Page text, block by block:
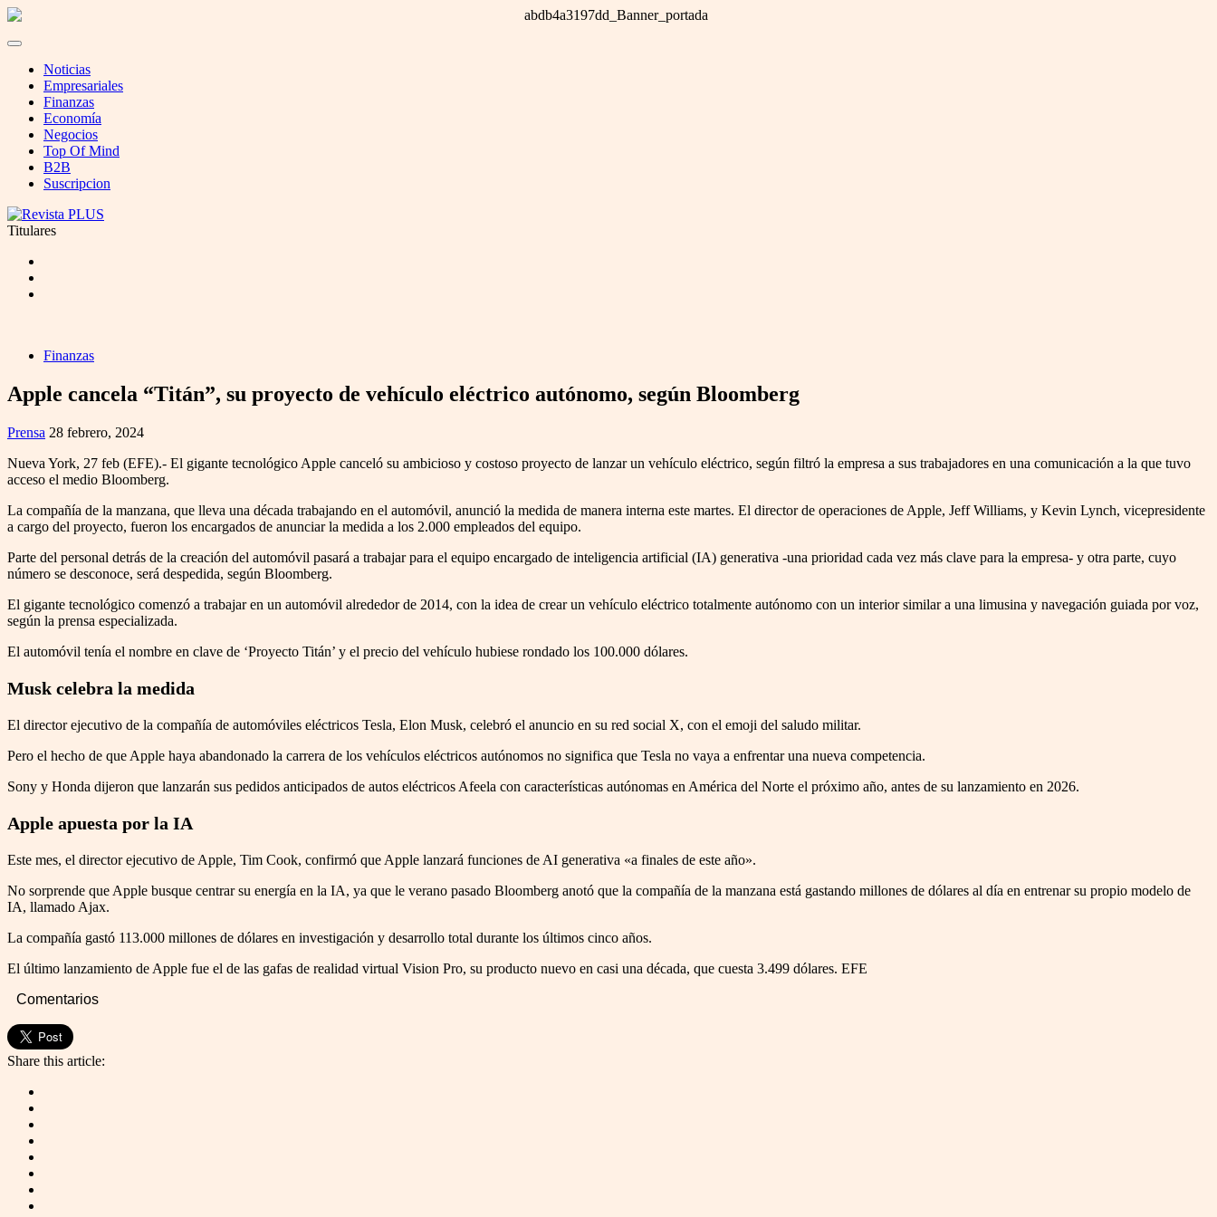
Noticias
Empresariales
Finanzas
Economía
Negocios
Top Of Mind
B2B
Suscripcion
Titulares
Finanzas
Apple cancela “Titán”, su proyecto de vehículo eléctrico autónomo, según Bloomberg
Prensa 28 febrero, 2024
Nueva York, 27 feb (EFE).- El gigante tecnológico Apple canceló su ambicioso y costoso proyecto de lanzar un vehículo eléctrico, según filtró la empresa a sus trabajadores en una comunicación a la que tuvo
acceso el medio Bloomberg.
La compañía de la manzana, que lleva una década trabajando en el automóvil, anunció la medida de manera interna este martes. El director de operaciones de Apple, Jeff Williams, y Kevin Lynch, vicepresidente
a cargo del proyecto, fueron los encargados de anunciar la medida a los 2.000 empleados del equipo.
Parte del personal detrás de la creación del automóvil pasará a trabajar para el equipo encargado de inteligencia artificial (IA) generativa -una prioridad cada vez más clave para la empresa- y otra parte, cuyo
número se desconoce, será despedida, según Bloomberg.
El gigante tecnológico comenzó a trabajar en un automóvil alrededor de 2014, con la idea de crear un vehículo eléctrico totalmente autónomo con un interior similar a una limusina y navegación guiada por voz,
según la prensa especializada.
El automóvil tenía el nombre en clave de ‘Proyecto Titán’ y el precio del vehículo hubiese rondado los 100.000 dólares.
Musk celebra la medida
El director ejecutivo de la compañía de automóviles eléctricos Tesla, Elon Musk, celebró el anuncio en su red social X, con el emoji del saludo militar.
Pero el hecho de que Apple haya abandonado la carrera de los vehículos eléctricos autónomos no significa que Tesla no vaya a enfrentar una nueva competencia.
Sony y Honda dijeron que lanzarán sus pedidos anticipados de autos eléctricos Afeela con características autónomas en América del Norte el próximo año, antes de su lanzamiento en 2026.
Apple apuesta por la IA
Este mes, el director ejecutivo de Apple, Tim Cook, confirmó que Apple lanzará funciones de AI generativa «a finales de este año».
No sorprende que Apple busque centrar su energía en la IA, ya que le verano pasado Bloomberg anotó que la compañía de la manzana está gastando millones de dólares al día en entrenar su propio modelo de
IA, llamado Ajax.
La compañía gastó 113.000 millones de dólares en investigación y desarrollo total durante los últimos cinco años.
El último lanzamiento de Apple fue el de las gafas de realidad virtual Vision Pro, su producto nuevo en casi una década, que cuesta 3.499 dólares. EFE
Comentarios
Share this article: